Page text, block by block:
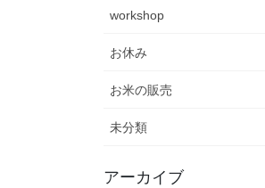
workshop
お休み
お米の販売
未分類
アーカイブ